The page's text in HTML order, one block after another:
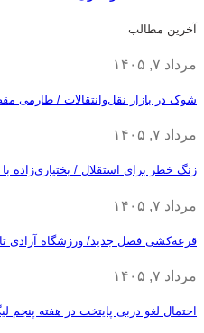
آخرین مطالب
مرداد ۷, ۱۴۰۵
شوک در بازار نقل‌وانتقالات / طارمی
مرداد ۷, ۱۴۰۵
زنگ خطر برای استقلال / بختیاری‌زاده
مرداد ۷, ۱۴۰۵
قرعه‎‌کشی فصل جدید/ ورزشگاه آزادی تا نیم‌فصل آماده می‌شود؟
مرداد ۷, ۱۴۰۵
احتمال لغو دربی پایتخت در هفته پنجم